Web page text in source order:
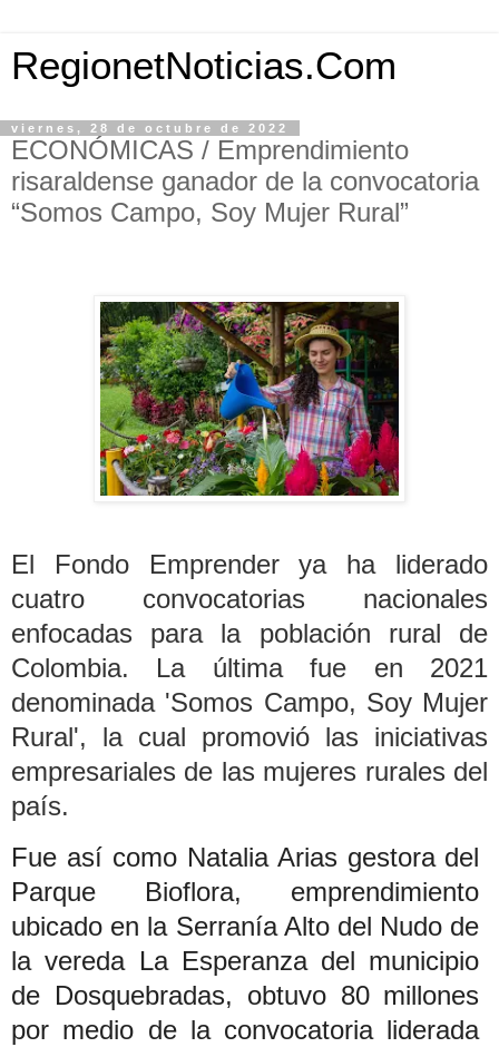
RegionetNoticias.Com
viernes, 28 de octubre de 2022
ECONÓMICAS / Emprendimiento
risaraldense ganador de la convocatoria
“Somos Campo, Soy Mujer Rural”
El Fondo Emprender ya ha liderado
cuatro convocatorias nacionales
enfocadas para la población rural de
Colombia. La última fue en 2021
denominada 'Somos Campo, Soy Mujer
Rural', la cual promovió las iniciativas
empresariales de las mujeres rurales del
país.
Fue así como Natalia Arias gestora del
Parque Bioflora, emprendimiento
ubicado en la Serranía Alto del Nudo de
la vereda La Esperanza del municipio
de Dosquebradas, obtuvo 80 millones
por medio de la convocatoria liderada